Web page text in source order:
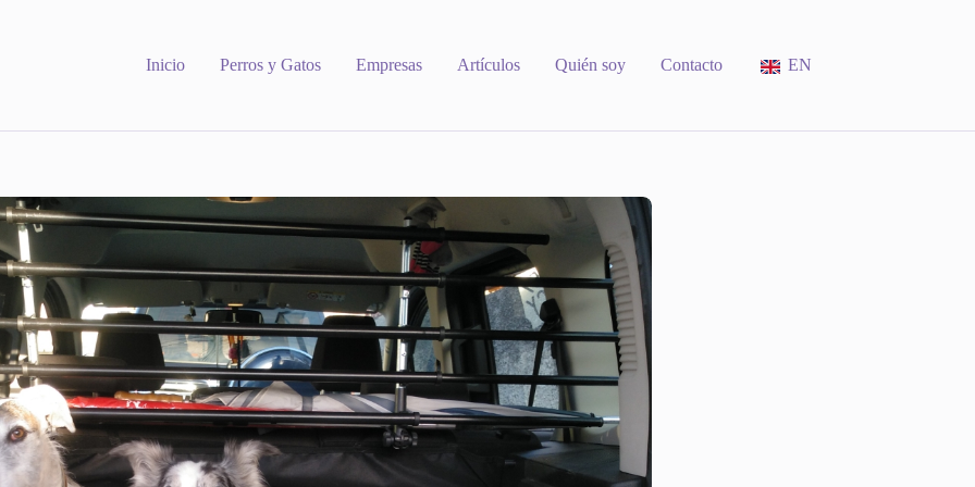
Inicio
Perros y Gatos Empresas Artículos Quién soy Contacto EN